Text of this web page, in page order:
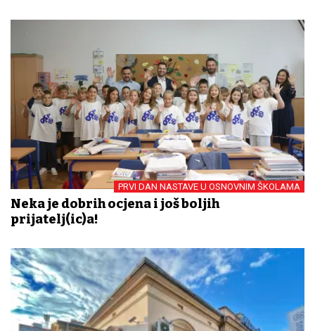
PRVI DAN NASTAVE U OSNOVNIM ŠKOLAMA
Neka je dobrih ocjena i još boljih
prijatelj(ic)a!